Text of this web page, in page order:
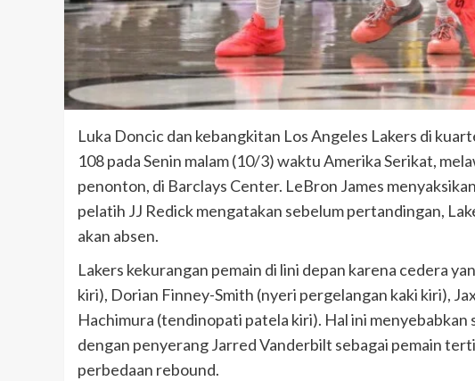
Luka Doncic dan kebangkitan Los Angeles Lakers di
108 pada Senin malam (10/3) waktu Amerika Serikat,
penonton, di Barclays Center. LeBron James
pelatih JJ Redick mengatakan sebelum pertandingan,
akan absen.
Lakers kekurangan pemain di lini depan karena cedera
kiri), Dorian Finney-Smith (nyeri pergelangan kaki kiri),
Hachimura (tendinopati patela kiri). Hal ini menyebabkan
dengan penyerang Jarred Vanderbilt sebagai pemain
perbedaan rebound.